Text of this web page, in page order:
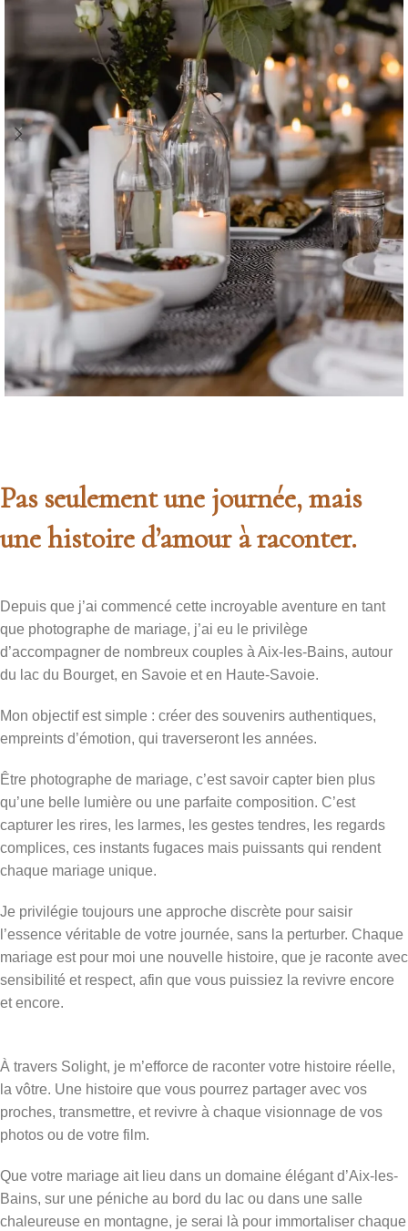
Solight capture chaque détail de votre mariage avec
émotion et élégance.
Pas seulement une journée, mais
une histoire d’amour à raconter.
Depuis que j’ai commencé cette incroyable aventure en tant
que photographe de mariage, j’ai eu le privilège
d’accompagner de nombreux couples à Aix-les-Bains, autour
du lac du Bourget, en Savoie et en Haute-Savoie.
Mon objectif est simple : créer des souvenirs authentiques,
empreints d’émotion, qui traverseront les années.
Être photographe de mariage, c’est savoir capter bien plus
qu’une belle lumière ou une parfaite composition. C’est
capturer les rires, les larmes, les gestes tendres, les regards
complices, ces instants fugaces mais puissants qui rendent
chaque mariage unique.
Je privilégie toujours une approche discrète pour saisir
l’essence véritable de votre journée, sans la perturber. Chaque
mariage est pour moi une nouvelle histoire, que je raconte avec
sensibilité et respect, afin que vous puissiez la revivre encore
et encore.
À travers Solight, je m’efforce de raconter votre histoire réelle,
la vôtre. Une histoire que vous pourrez partager avec vos
proches, transmettre, et revivre à chaque visionnage de vos
photos ou de votre film.
Que votre mariage ait lieu dans un domaine élégant d’Aix-les-
Bains, sur une péniche au bord du lac ou dans une salle
chaleureuse en montagne, je serai là pour immortaliser chaque